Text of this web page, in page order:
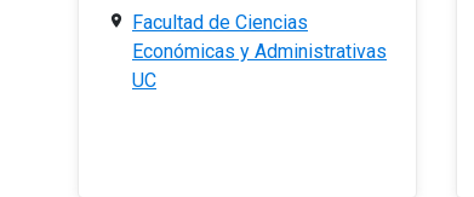
Facultad de Ciencias
Económicas y Administrativas
UC